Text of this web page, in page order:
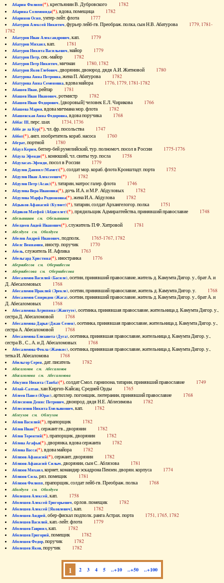
Абарин Филипп(*), крестьянин В. Дубровского 1782
Абарина Соломонида(*), вдова, помещица 1782
Абаринов Осип, унтер-лейт. флота 1777
Абатуров Алексей Никитич, фурьер лейб-гв. Преображ. полка, сын Н.В. Абатурова 1779, 1781-
1782
Абатуров Иван Александрович, кап. 1779
Абатуров Михаил, кап. 1781
Абатуров Никита Васильевич, майор 1779
Абатуров Петр, сек.-майор 1782
Абатуров Петр Никитич, мичман 1780, 1782
Абатуров Яков Глебович, дворянин, двоюрод. дядя А.И. Житновой 1780
Абатурова Анна Петровна, жена П. Абатурова 1782
Абатурова Анна Семеновна, вдова майора 1776, 1779, 1781-1782
Абашев Иван, рейтар 1781
Абашев Иван Иванович, ротмистр 1782
Абашев Иван Федорович, [дворовый] человек Е.Л. Чирикова 1766
Абашева Мария, вдова мичмана мор. флота 1782
Абашевская Анна Федоровна, вдова поручика 1768
Аббас III, перс. шах 1734, 1736
Аббе де ла Кур(*), чл. фр. посольства 1747
Аббот(*), англ. изобретатель кораб. насоса 1760
Абграт, портной 1780
Абдул Керим, беглер-бей румелийский, тур. полномоч. посол в России 1775-1776
Абдула Эфенди(*), конюший, чл. свиты тур. посла 1758
Абдуласах-Эфенди, посол в России 1779
Абдулов Даниил (Мамет)(*), солдат мор. кораб. флота Кронштадт. порта 1752
Абдулов Иван Алексеевич(*) 1782
Абдулов Петр (Асак)(*), татарин, матрос галер. флота 1746
Абдулова Вера Ивановна(*), дочь И.А. и М.Р. Абдуловых 1782
Абдулова Марфа Родионовна(*), жена И.А. Абдулова 1782
Абдыков Афанасий (Кулмет)(*), татарин, солдат Архангелогор. полка 1751
Абдяков Матфей (Абдяселет)(*), прядильщик Адмиралтейства, принявший православие 1748
Абезьянинов см. Обезьянинов
Абелдеев Авдей Иванович(*), служитель П.Ф. Хитровой 1781
Абелдуев см. Оболдуев
Абелов Андрей Иванович, подполк. 1765-1767, 1782
Абелс Вениамин, иностр. поручик 1770
Абель, служитель И. Афлика 1763
Абельгард Христина(*), иностранка 1776
Абернибесов см. Обернибесов
Абернибесова см. Обернибесова
Абесаломов Василий (Басиле), осетин, принявший православие, житель д. Камумта Дигор. у., брат А. и
Д. Абесаломовых 1768
Абесаломов Ираклий (Эрекле), осетин, принявший православие, житель д. Камумта Дигор. у. 1768
Абесаломов Спиридон (Жага), осетин, принявший православие, житель д. Камумта Дигор. у., брат А. и
Д. Абесаломовых 1768
Абесаломова Агрипина (Жантуте), осетинка, принявшая православие, жительница д. Камумта Дигор. у.,
сестра Д. Абесаломовой 1768
Абесаломова Дарья (Джан Семен), осетинка, принявшая православие, жительница д. Камумта Дигор. у.,
сестра А. Абесаломовой 1768
Абесаломова Елизавета (Дуга), осетинка, принявшая православие, жительница д. Камумта Дигор. у.,
сестра В., С., А. и Д. Абесаломовых 1768
Абесаломова Фекла (Жамкис), осетинка, принявшая православие, жительница д. Камумта Дигор. у.,
тетка И. Абесаломова 1768
Абильгор Серен, дат. писатель 1782
Абисаломов см. Абесаломов
Абисаломова см. Абесаломова
Абкузин Никита (Танба)(*), солдат Смол. гарнизона, татарин, принявший православие 1749
Аблай-Салтан, хан Киргиз-Кайсац. Средней Орды 1765
Аблеев Павел (Юрас), артиллер. погонщик, лютеранин, принявший православие 1768
Аблесимов Денис Петрович, двоюрод. дядя Н.Е. Аблесимова 1782
Аблесимов Никита Емельянович, кап. 1782
Аблеухов см. Облеухов
Аблов Василий(*), прапорщик 1782
Аблов Иван(*), сержант гв., дворянин 1782
Аблов Терентий(*), прапорщик, дворянин 1782
Аблова Агафья(*), дворянка, вдова сержанта 1782
Аблова Васса(*), вдова майора 1782
Аблязов Афанасий(*), сержант, дворянин 1782
Аблязов Афанасий Силыч, дворянин, сын С. Аблязова 1781
Аблязов Михаил, корнет, командир эскадрона Пензен. дворян. корпуса 1774
Аблязов Сила, ряз. помещик 1781
Аблязов Филипп, прапорщик, солдат лейб-гв. Преображ. полка 1768
Аболдуев см. Оболдуев
Аболешев Алексей, кап. 1758
Аболешев Алексей Григорьевич, орлов. помещик 1782
Аболешев Алексей [Яковлевич], кап. 1782
Аболешев Андрей, обер-фискал подполк. ранга Астрах. порта 1751, 1765, 1782
Аболешев Василий, кап.-лейт. флота 1779
Аболешев Гавриил, кап. 1782
Аболешев Григорий, помещик 1782
Аболешев Федор, поручик 1782
Аболешев Яков, поручик 1782
1 2 3 4 5 ..+10 ..+50 ..+100